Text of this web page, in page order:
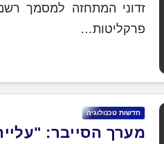
זדוני המתחזה למסמך
פרקליטות…
חדשות טכנולוגיה